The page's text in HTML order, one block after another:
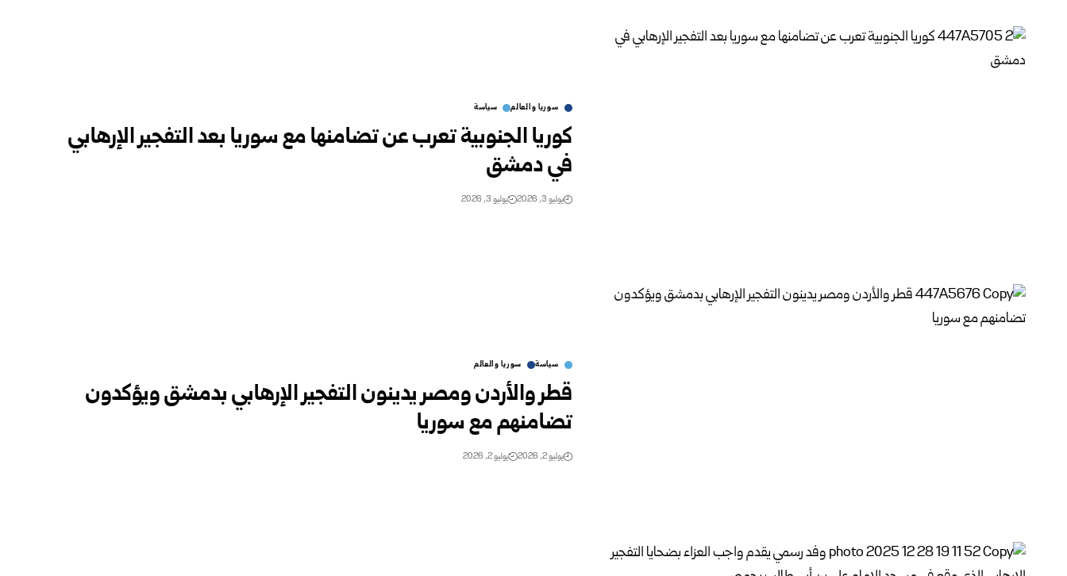
سوريا والعالم سياسة
كوريا الجنوبية تعرب عن تضامنها مع سوريا بعد التفجير الإرهابي
في دمشق
يوليو 3, 2026 يوليو 3, 2026
سياسة سوريا والعالم
قطر والأردن ومصر يدينون التفجير الإرهابي بدمشق ويؤكدون
تضامنهم مع سوريا
يوليو 2, 2026 يوليو 2, 2026